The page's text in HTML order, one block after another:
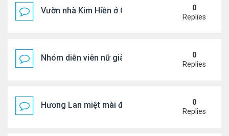
Vườn nhà Kim Hiền ở California
0
Replies
Nhóm diễn viên nữ giàu nhất thế giới
0
Replies
Hương Lan miệt mài đi hát ở tuổi 70
0
Replies